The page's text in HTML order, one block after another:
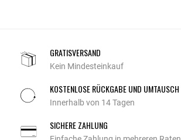
GRATISVERSAND
Kein Mindesteinkauf
KOSTENLOSE RÜCKGABE UND UMTAUSCH
Innerhalb von 14 Tagen
SICHERE ZAHLUNG